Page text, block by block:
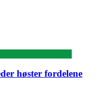
høster fordelene